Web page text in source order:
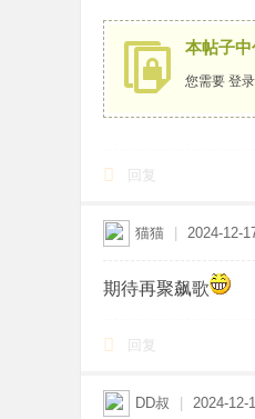
本帖子
您需要 登录
回复
猫猫 2024-12-
期待再聚飙歌
回复
DD叔 2024-12-